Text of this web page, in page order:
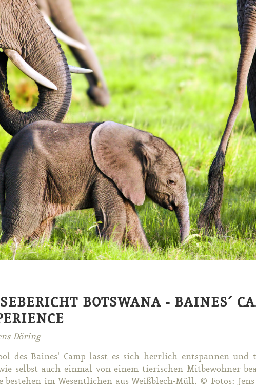
BOTSWANA - BAINES´
Döring
des Bai­nes' Camp lässt es sich herr­lich ent­span­nen und
selbst auch ein­mal von ei­nem tie­ri­schen Mit­be­woh­ner
be­stehen im We­sent­li­chen aus Weiß­blech-Müll. © Fo­tos: